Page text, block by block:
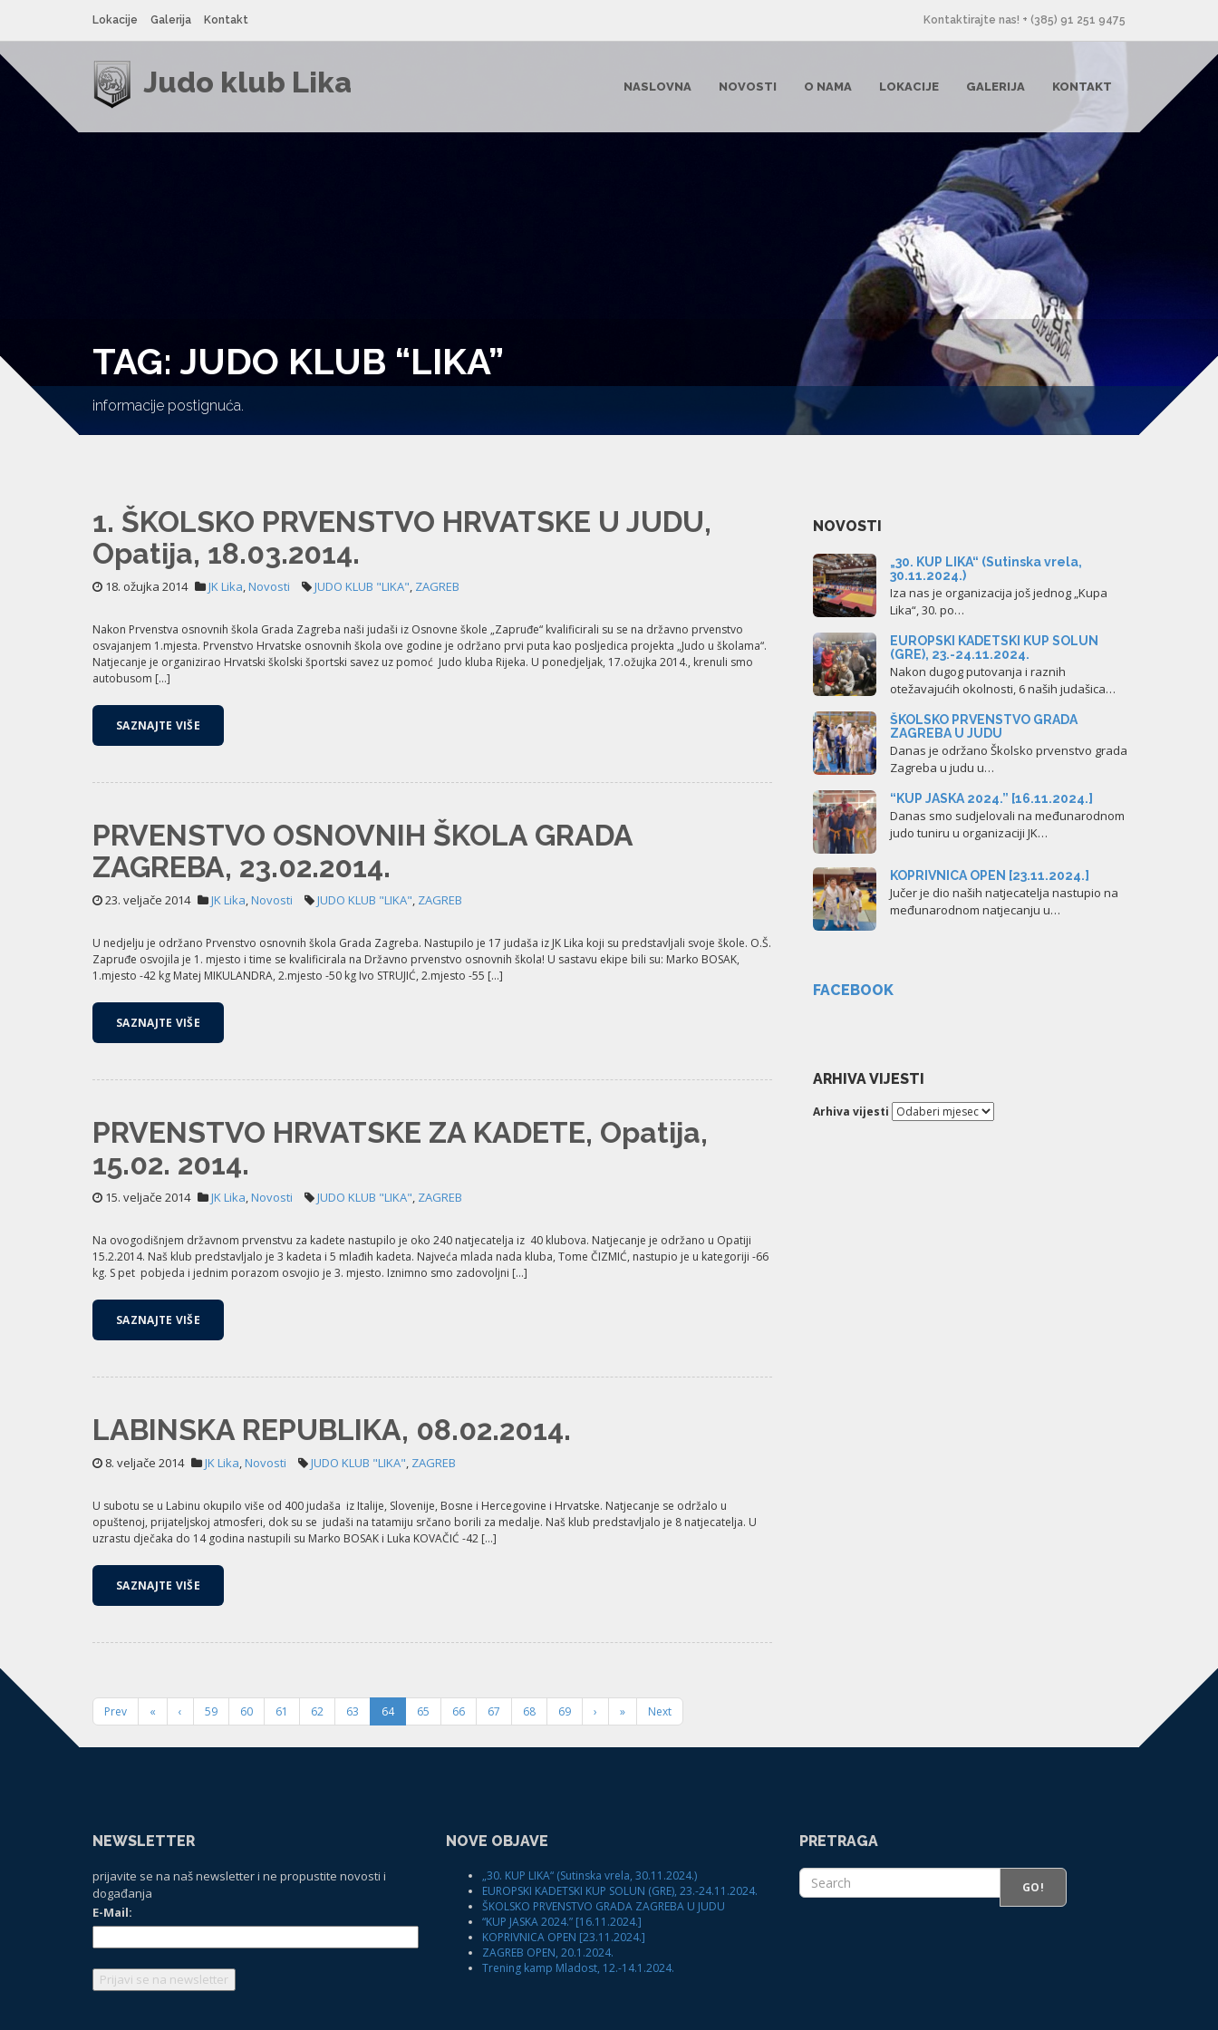
Lokacije Galerija Kontakt Kontaktirajte nas! + (385) 91 251 9475
Judo klub Lika NASLOVNA NOVOSTI O NAMA LOKACIJE GALERIJA KONTAKT
TAG: JUDO KLUB “LIKA”
informacije postignuća.
1. ŠKOLSKO PRVENSTVO HRVATSKE U JUDU,
Opatija, 18.03.2014.
18. ožujka 2014 JK Lika,Novosti JUDO KLUB "LIKA", ZAGREB
Nakon Prvenstva osnovnih škola Grada Zagreba naši judaši iz Osnovne škole „Zapruđe“ kvalificirali su se na državno prvenstvo
osvajanjem 1.mjesta. Prvenstvo Hrvatske osnovnih škola ove godine je održano prvi puta kao posljedica projekta „Judo u školama“.
Natjecanje je organizirao Hrvatski školski športski savez uz pomoć Judo kluba Rijeka. U ponedjeljak, 17.ožujka 2014., krenuli smo
autobusom […]
SAZNAJTE VIŠE
PRVENSTVO OSNOVNIH ŠKOLA GRADA
ZAGREBA, 23.02.2014.
23. veljače 2014 JK Lika,Novosti JUDO KLUB "LIKA", ZAGREB
U nedjelju je održano Prvenstvo osnovnih škola Grada Zagreba. Nastupilo je 17 judaša iz JK Lika koji su predstavljali svoje škole. O.Š.
Zapruđe osvojila je 1. mjesto i time se kvalificirala na Državno prvenstvo osnovnih škola! U sastavu ekipe bili su: Marko BOSAK,
1.mjesto -42 kg Matej MIKULANDRA, 2.mjesto -50 kg Ivo STRUJIĆ, 2.mjesto -55 […]
SAZNAJTE VIŠE
PRVENSTVO HRVATSKE ZA KADETE, Opatija,
15.02. 2014.
15. veljače 2014 JK Lika,Novosti JUDO KLUB "LIKA", ZAGREB
Na ovogodišnjem državnom prvenstvu za kadete nastupilo je oko 240 natjecatelja iz 40 klubova. Natjecanje je održano u Opatiji
15.2.2014. Naš klub predstavljalo je 3 kadeta i 5 mlađih kadeta. Najveća mlada nada kluba, Tome ČIZMIĆ, nastupio je u kategoriji -66
kg. S pet pobjeda i jednim porazom osvojio je 3. mjesto. Iznimno smo zadovoljni […]
SAZNAJTE VIŠE
LABINSKA REPUBLIKA, 08.02.2014.
8. veljače 2014 JK Lika,Novosti JUDO KLUB "LIKA", ZAGREB
U subotu se u Labinu okupilo više od 400 judaša iz Italije, Slovenije, Bosne i Hercegovine i Hrvatske. Natjecanje se održalo u
opuštenoj, prijateljskoj atmosferi, dok su se judaši na tatamiju srčano borili za medalje. Naš klub predstavljalo je 8 natjecatelja. U
uzrastu dječaka do 14 godina nastupili su Marko BOSAK i Luka KOVAČIĆ -42 […]
SAZNAJTE VIŠE
Prev « ‹ 59 60 61 62 63 64 65 66 67 68 69 › » Next
NOVOSTI
„30. KUP LIKA“ (Sutinska vrela,
30.11.2024.)
Iza nas je organizacija još jednog „Kupa
Lika“, 30. po…
EUROPSKI KADETSKI KUP SOLUN
(GRE), 23.-24.11.2024.
Nakon dugog putovanja i raznih
otežavajućih okolnosti, 6 naših judašica…
ŠKOLSKO PRVENSTVO GRADA
ZAGREBA U JUDU
Danas je održano Školsko prvenstvo grada
Zagreba u judu u…
“KUP JASKA 2024.” [16.11.2024.]
Danas smo sudjelovali na međunarodnom
judo tuniru u organizaciji JK…
KOPRIVNICA OPEN [23.11.2024.]
Jučer je dio naših natjecatelja nastupio na
međunarodnom natjecanju u…
FACEBOOK
ARHIVA VIJESTI
Arhiva vijesti
NEWSLETTER
prijavite se na naš newsletter i ne propustite novosti i
događanja
E-Mail:
NOVE OBJAVE
„30. KUP LIKA“ (Sutinska vrela, 30.11.2024.)
EUROPSKI KADETSKI KUP SOLUN (GRE), 23.-24.11.2024.
ŠKOLSKO PRVENSTVO GRADA ZAGREBA U JUDU
“KUP JASKA 2024.” [16.11.2024.]
KOPRIVNICA OPEN [23.11.2024.]
ZAGREB OPEN, 20.1.2024.
Trening kamp Mladost, 12.-14.1.2024.
PRETRAGA
GO!